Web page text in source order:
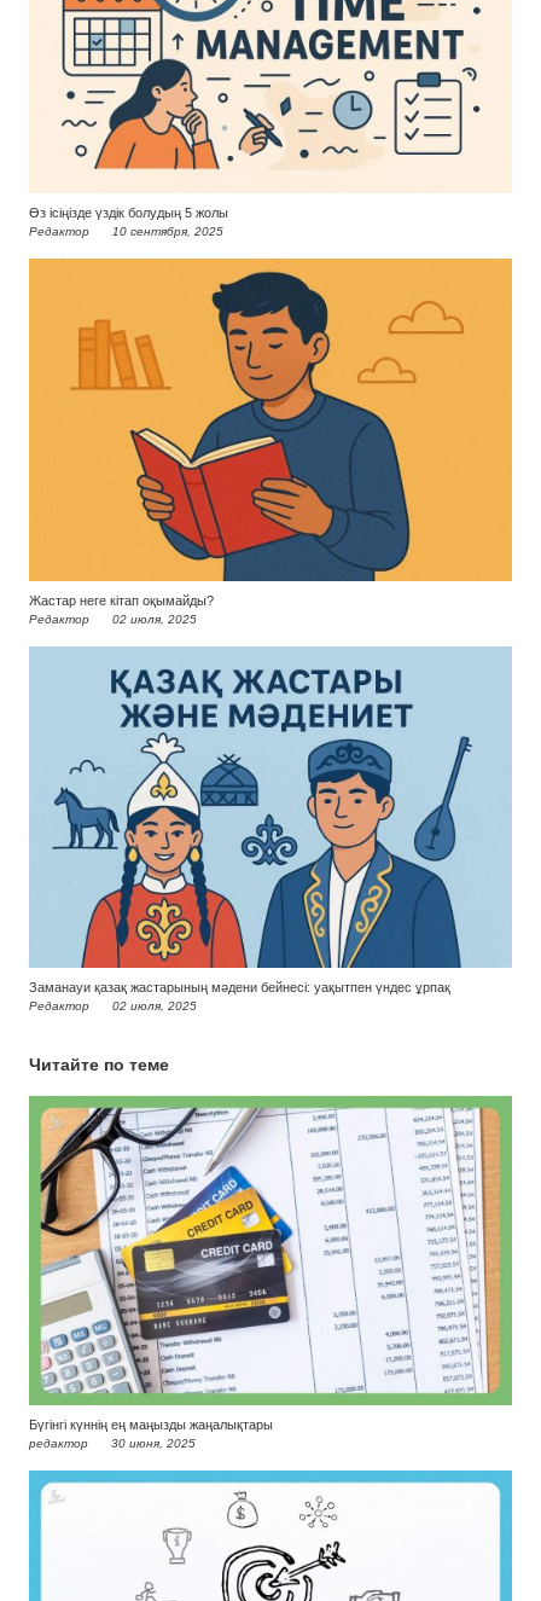
Өз ісіңізде үздік болудың 5 жолы
Редактор 10 сентября, 2025
Жастар неге кітап оқымайды?
Редактор 02 июля, 2025
Заманауи қазақ жастарының мәдени бейнесі: уақытпен үндес ұрпақ
Редактор 02 июля, 2025
Читайте по теме
Бүгінгі күннің ең маңызды жаңалықтары
редактор 30 июня, 2025